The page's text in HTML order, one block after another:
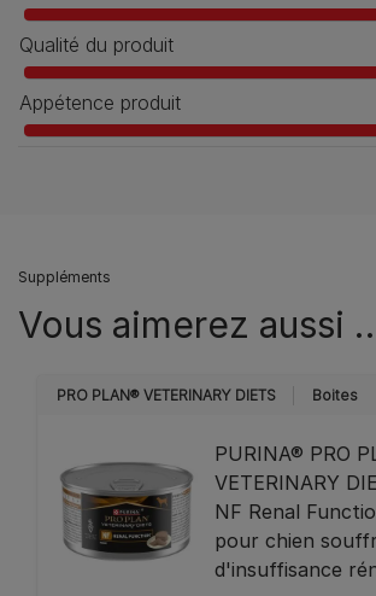
Qualité du produit
Appétence produit
Suppléments
Vous aimerez aussi
PRO PLAN® VETERINARY DIETS Boites
PURINA® PRO
VETERINARY
NF Renal
pour chien
d'insuffisance